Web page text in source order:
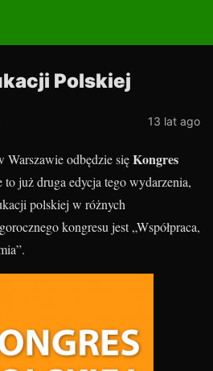
Polskiej
13 lat ago
Warszawie odbędzie sięKongres
to już druga edycja tego wydarzenia,
polskiej w różnych
kongresu jest „Współpraca,